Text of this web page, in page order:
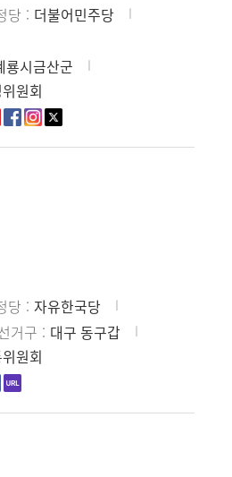
당
더불어민주당
룡시금산군
원회
당
자유한국당
거구
대구 동구갑
원회